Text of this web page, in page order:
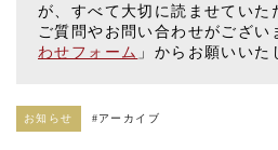
が、すべて大切に読ませていた
ご質問やお問い合わせがござい
わせフォーム 」からお願いいた
お知らせ #アーカイブ